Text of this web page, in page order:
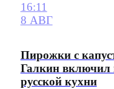
16:11
8 АВГ
Пирожки с
Галкин включил
русской кухни